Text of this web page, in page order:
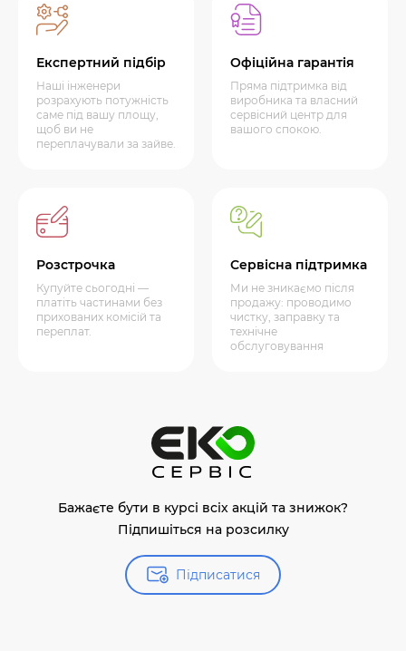
Експертний підбір
Наші інженери
розрахують потужність
саме під вашу площу,
щоб ви не
переплачували за зайве.
Офіційна гарантія
Пряма підтримка від
виробника та власний
сервісний центр для
вашого спокою.
Розстрочка
Купуйте сьогодні —
платіть частинами без
прихованих комісій та
переплат.
Сервісна підтримка
Ми не зникаємо після
продажу: проводимо
чистку, заправку та
технічне
обслуговування
Бажаєте бути в курсі всіх акцій та знижок?
Підпишіться на розсилку
Підписатися